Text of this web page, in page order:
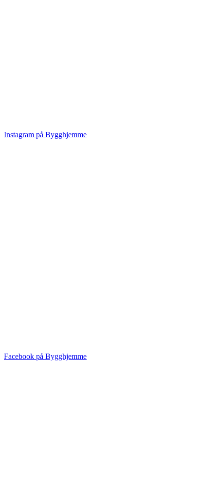
Instagram på Bygghjemme
Facebook på Bygghjemme